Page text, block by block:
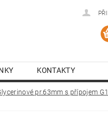
KONTAKTY
pr.63mm s přípojem